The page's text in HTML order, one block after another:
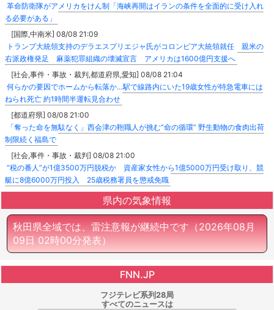
革命防衛隊がアメリカをけん制「海峡再開はイランの条件を全面的に受け入れ
る必要がある」
[国際,中南米] 08/08 21:09
トランプ大統領支持のデラエスプリエジャ氏がコロンビア大統領就任 親米の
右派政権発足 麻薬犯罪組織の壊滅宣言 アメリカは1600億円支援へ
[社会,事件・事故・裁判,都道府県,愛知] 08/08 21:04
何らかの要因でホームから転落か…駅で線路内にいた19歳女性が特急電車には
ねられ死亡 約1時間半運転見合わせ
[都道府県] 08/08 21:00
「奪った命を無駄なく」西会津の鞄職人が挑む“命の循環” 野生動物の食肉出荷
制限続く福島で
[社会,事件・事故・裁判] 08/08 21:00
“税の番人”が1億3500万円脱税か 資産家女性から1億5000万円受け取り、競
艇に8億6000万円投入 25歳税務署員を懲戒免職
県内の気象情報
秋田県全域では、雷注意報が継続中です（2026年08月
09日 02時00分発表）
FNN.JP
フジテレビ系列28局
すべてのニュースは